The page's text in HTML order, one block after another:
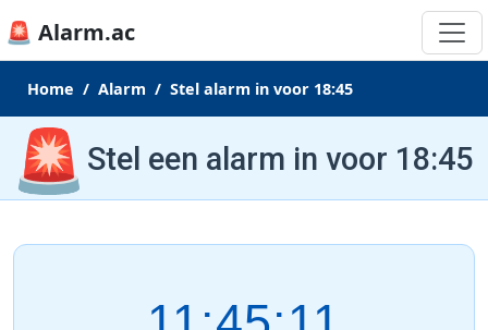
🚨 Alarm.ac
Home Alarm Stel alarm in voor 18:45
🚨 Stel een alarm in voor 18:45